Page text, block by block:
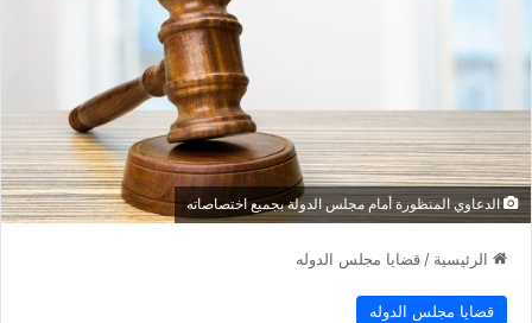
الدعاوي المنظورة أمام مجلس الدولة بجميع اختصاصاته
الرئيسية / قضايا مجلس الدوله
قضايا مجلس الدوله